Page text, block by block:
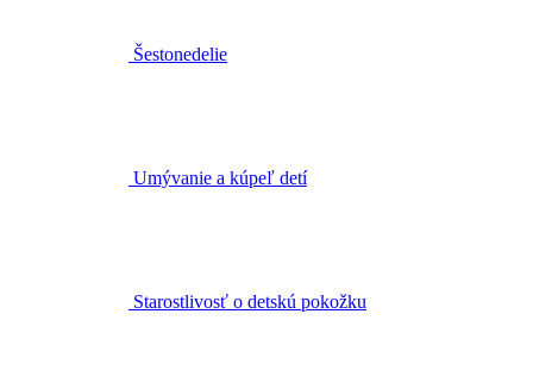
Šestonedelie
Umývanie a kúpeľ detí
Starostlivosť o detskú pokožku